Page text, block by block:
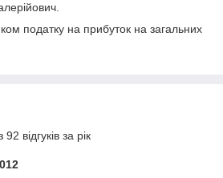
податку на прибуток на загальних
відгуків за рік